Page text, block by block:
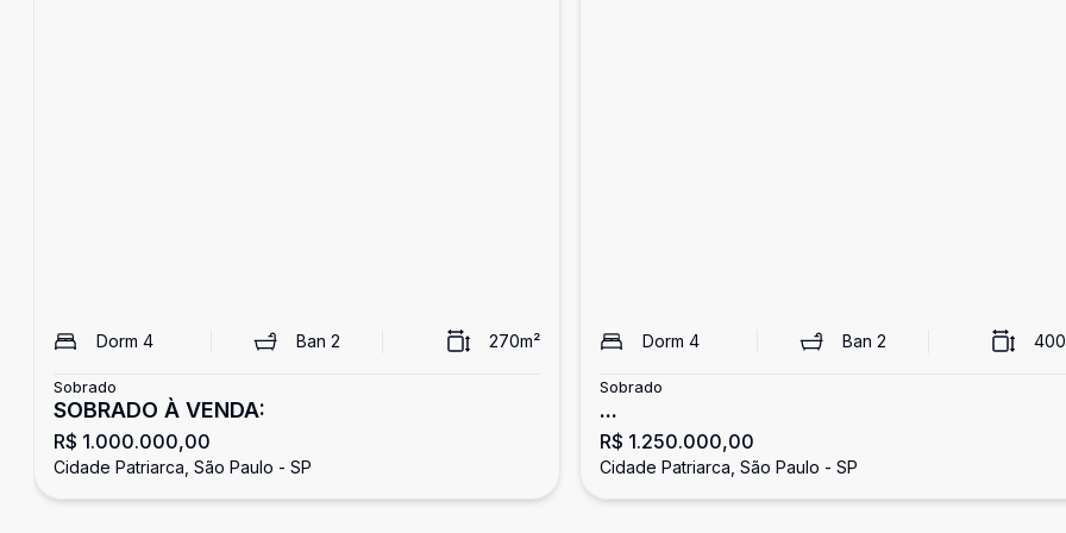
Dorm 4 Ban2 270m²
Sobrado
SOBRADO À VENDA:
R$ 1.000.000,00
Cidade Patriarca, São Paulo - SP
Dorm 4 Ban 2 400
Sobrado
...
R$ 1.250.000,00
Cidade Patriarca, São Paulo - SP